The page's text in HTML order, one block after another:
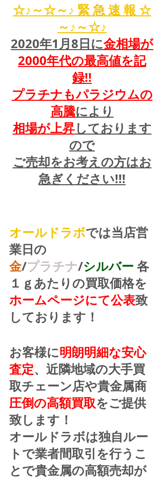
☆♪～☆～♪ 緊 急 速 報 ☆
～♪～☆♪
2020年1月8日に金相場が
2000年代の最高値を記
録!!
プラチナもパラジウムの
高騰により
相場が上昇しております
ので
ご売却をお考えの方はお
急ぎください!!!
オールドラボでは当店営
業日の
金/プラチナ/シルバー 各
１ｇあたりの買取価格を
ホームページにて公表致
しております！
お客様に明朗明細な安心
査定、近隣地域の大手買
取チェーン店や貴金属商
圧倒の高額買取をご提供
致します！
オールドラボは独自ルー
トで業者間取引を行うこ
とで貴金属の高額売却が